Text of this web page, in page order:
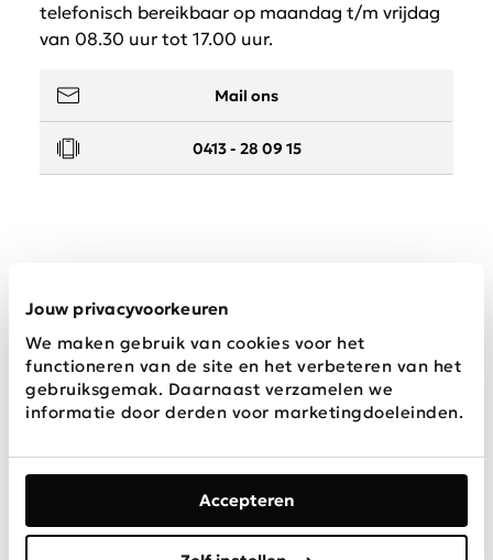
Jouw privacyvoorkeuren
We maken gebruik van cookies voor het
functioneren van de site en het verbeteren van het
gebruiksgemak. Daarnaast verzamelen we
informatie door derden voor marketingdoeleinden.
Accepteren
telefonisch bereikbaar op maandag t/m vrijdag
van 08.30 uur tot 17.00 uur.
Mail ons
0413 - 28 09 15
Wij zijn Schijvens mode
Algemene
Privacy &
Cookies
Disclaimer